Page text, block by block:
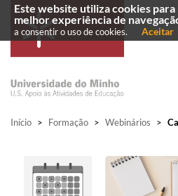
Início > Formação > Webinários >
Este website utiliza cookies
melhor experiência de
a consentir o uso de cookies.
Aceitar